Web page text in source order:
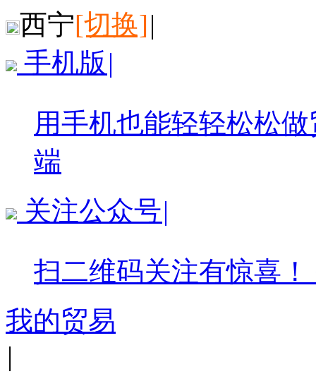
西宁[切换]|
手机版 |
用手机也能轻轻松松
端
关注公众号|
扫二维码关注有惊喜！
我的贸易
|